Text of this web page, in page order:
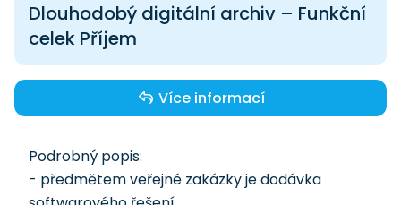
Dlouhodobý digitální archiv – Funkční
celek Příjem
Více informací
Podrobný popis:
- předmětem veřejné zakázky je dodávka